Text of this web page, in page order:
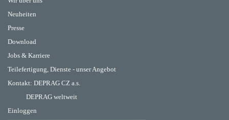
Neuheiten
Presse
Download
Jobs & Karriere
Teilefertigung, Dienste - unser Angebot
Kontakt: DEPRAG CZ a.s.
DEPRAG weltweit
Einloggen